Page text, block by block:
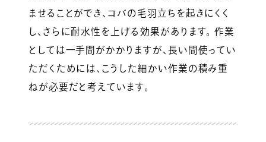
ませることができ、コバの毛羽立ちを起きにくく
し、さらに耐水性を上げる効果があります。 作業
としては一手間がかかりますが、長い間使ってい
ただくためには、こうした細かい作業の積み重
ねが必要だと考えています。